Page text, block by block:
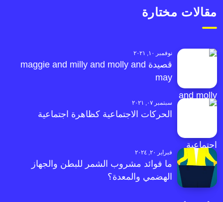
مقالات مختارة
نوفمبر ١٠, ٢٠٢١
قصيدة maggie and milly and molly and
may
سبتمبر ٠٧, ٢٠٢١
الحركات الاجتماعية كظاهرة اجتماعية
فبراير ٢٠, ٢٠٢٤
ما فوائد مشروب الشمر للبطن والجهاز
الهضمي والمعدة؟